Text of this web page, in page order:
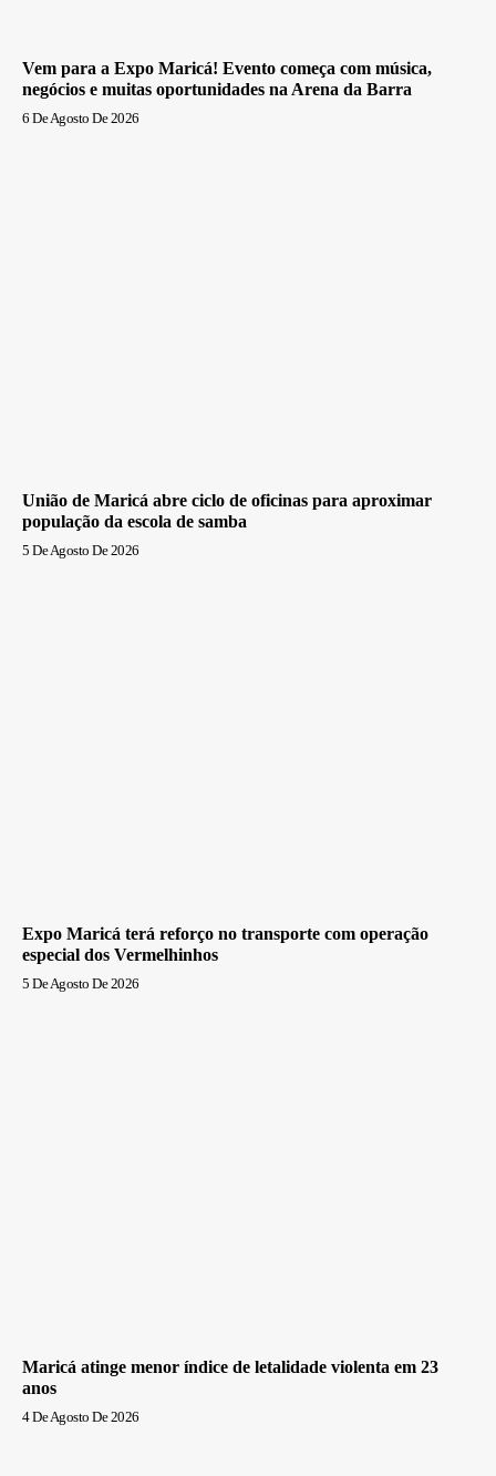
Vem para a Expo Maricá! Evento começa com música,
negócios e muitas oportunidades na Arena da Barra
6 De Agosto De 2026
União de Maricá abre ciclo de oficinas para aproximar
população da escola de samba
5 De Agosto De 2026
Expo Maricá terá reforço no transporte com operação
especial dos Vermelhinhos
5 De Agosto De 2026
Maricá atinge menor índice de letalidade violenta em 23
anos
4 De Agosto De 2026